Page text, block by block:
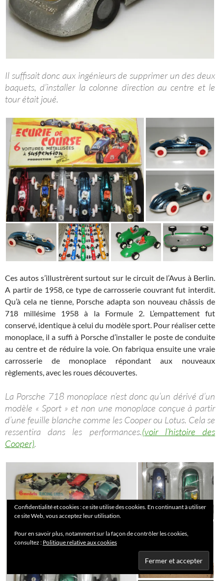
Il suffisait donc aux ingénieurs de supprimer un des deux
baquets, d’installer la colonne direction au centre et le
tour était joué.
Ces autos s’illustrèrent surtout sur le circuit de l’Avus à Berlin.
A partir de 1958, ce type de carrosserie couvrant fut interdit.
Qu’à cela ne tienne, Porsche adapta son nouveau châssis de
718 millésime 1958 à la Formule 2. L’empattement fut
conservé, identique à celui du modèle sport. Pour réaliser cette
monoplace, il a suffi à Porsche d’installer le poste de conduite
au centre et de réduire la voie. On fabriqua ensuite une vraie
carrosserie de monoplace répondant aux nouveaux
règlements, avec les roues découvertes.
La Porsche 718 monoplace n’est donc qu’un dérivé d’un
modèle « Sport » et non une monoplace conçue à partir
d’une feuille blanche comme les Cooper ou Lotus. Cela se
ressentira dans les performances.(voir l’histoire des
Cooper).
Confidentialité et cookies : ce site utilise des cookies. En continuant à utiliser
ce site Web, vous acceptez leur utilisation.
Pour en savoir plus, notamment sur la façon de contrôler les cookies,
consultez : Politique relative aux cookies